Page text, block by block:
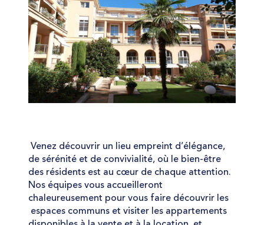
Venez découvrir un lieu empreint d’élégance,
de sérénité et de convivialité, où le bien-être
des résidents est au cœur de chaque attention.
Nos équipes vous accueilleront
chaleureusement pour vous faire découvrir les
espaces communs et visiter les appartements